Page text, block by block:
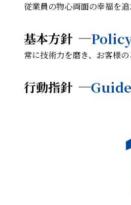
従業員の物心両面の幸福を
基本方針
常に技術力を磨き、お客様
行動指針